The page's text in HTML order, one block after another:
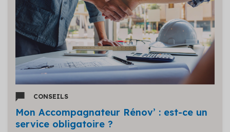
CONSEILS
Mon Accompagnateur Rénov’ : est-ce un
service obligatoire ?